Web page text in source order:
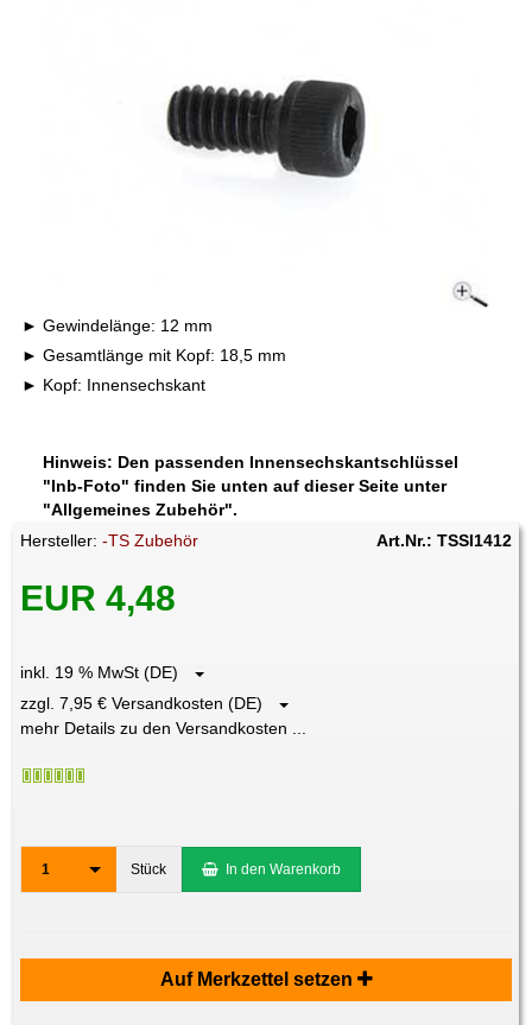
Gewindelänge: 12 mm
Gesamtlänge mit Kopf: 18,5 mm
Kopf: Innensechskant
Hinweis: Den passenden Innensechskantschlüssel
"Inb-Foto" finden Sie unten auf dieser Seite unter
"Allgemeines Zubehör".
Hersteller:-TS Zubehör Art.Nr.: TSSI1412
EUR 4,48
inkl. 19 % MwSt (DE)
zzgl. 7,95 € Versandkosten (DE)
mehr Details zu den Versandkosten ...
1 Stück In den Warenkorb
Auf Merkzettel setzen